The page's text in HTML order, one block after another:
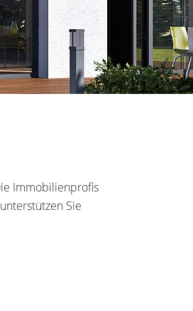
Immobilienprofis
Sie